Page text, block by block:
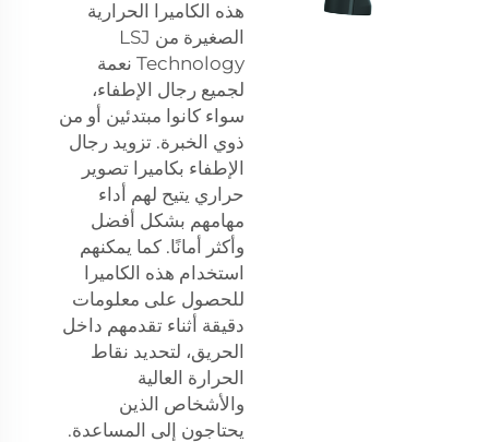
هذه الكاميرا الحرارية
الصغيرة من LSJ
Technology نعمة
لجميع رجال الإطفاء،
سواء كانوا مبتدئين أو من
ذوي الخبرة. تزويد رجال
الإطفاء بكاميرا تصوير
حراري يتيح لهم أداء
مهامهم بشكل أفضل
وأكثر أمانًا. كما يمكنهم
استخدام هذه الكاميرا
للحصول على معلومات
دقيقة أثناء تقدمهم داخل
الحريق، لتحديد نقاط
الحرارة العالية
والأشخاص الذين
يحتاجون إلى المساعدة.